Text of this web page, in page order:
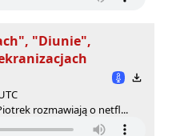
"Diunie",
rozmawiają o netfl...